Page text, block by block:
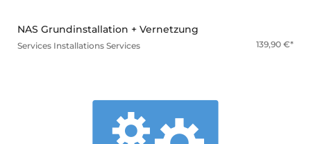
NAS Grundinstallation + Vernetzung
Services Installations Services 139,90 €